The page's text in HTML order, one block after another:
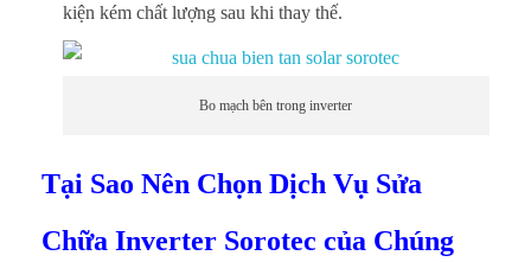
kiện kém chất lượng sau khi thay thế.
Bo mạch bên trong inverter
Tại Sao Nên Chọn Dịch Vụ Sửa
Chữa Inverter Sorotec của Chúng